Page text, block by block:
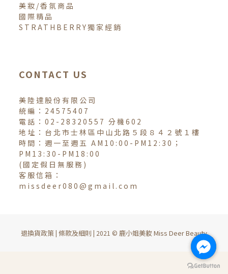
立即購買
美妝/香氛商品
國際精品
STRATHBERRY獨家經銷
CONTACT US
美陸達股份有限公司
統編：24575407
電話：02-28320557 分機602
地址：台北市士林區中山北路５段８４２號１樓
時間：週一至週五 AM10:00-PM12:30；
PM13:30-PM18:00
(國定假日無服務)
客服信箱：
missdeer080@gmail.com
退換貨政策| 條款及細則 | 2021 © 鹿小姐美妝 Miss Deer Beauty